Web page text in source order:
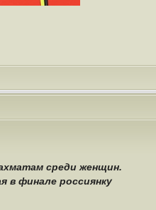
среди женщин.
в финале россиянку